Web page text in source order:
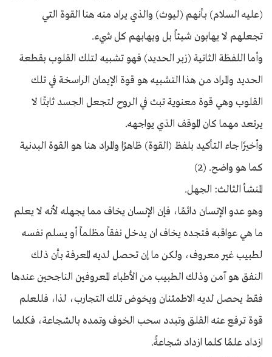
(عليه السلام) بأنهم (ليوث) والذي يراد منه هنا القوة التي
تجعلهم لا يهابون شيئاً بل ويهابهم كل شيء.
وأما اللفظة الثانية (زبر الحديد) فهو تشبيه لتلك القلوب بقطعة
الحديد والمراد من هذا التشبيه هو قوة الإيمان الراسخة في تلك
القلوب وهي قوة معنوية تبث في الروح لتجعل الجسد ثابتًا لا
يرتعد مهما كان الموقف الذي يواجهه.
وأخيرًا جاء التأكيد بلفظ (القوة) ظاهرًا والمراد هنا هو القوة البدنية
كما هو واضح. (2)
المنشأ الثالث: الجهل.
وهو عدو الإنسان دائمًا، فإن الإنسان يخاف مما يجهله لأنه لا يعلم
ما هي عواقبه فتجده يخاف ان يدخل نفقاً مظلماً أو يسلم نفسه
لطبيب غير معروف، ولكن ما إن تحصل لديه المعرفة بأن ذلك
النفق هو آمن وذلك الطبيب من الأطباء المعروفين الناجحين عندها
فقط يحصل لديه الاطمئنان ويخوض تلك التجارب، لذا، فللعلم
قوة ترفع عنه القلق وتبدد سحب الخوف وتمده بالشجاعة، فكلما
ازداد علمًا كلما ازداد شجاعةً.